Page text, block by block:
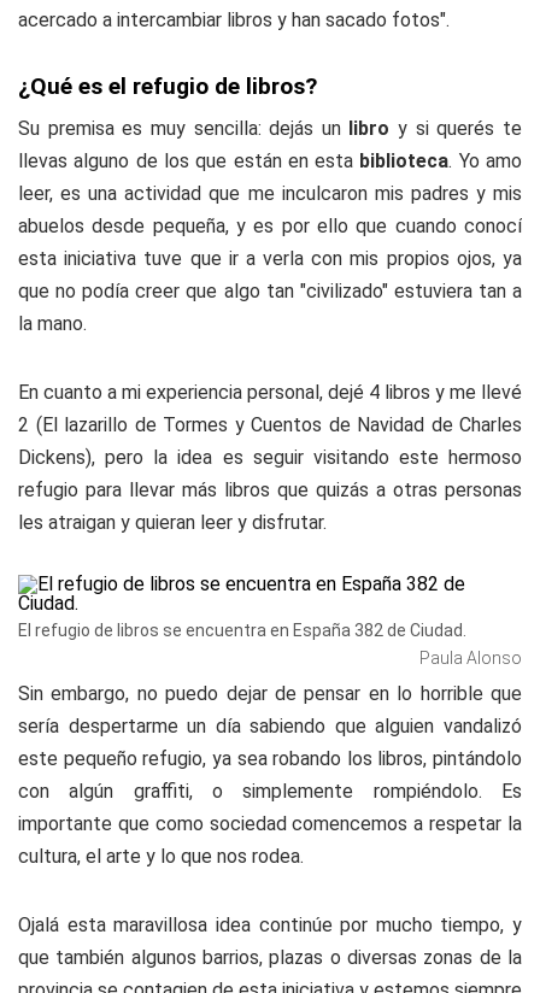
acercado a intercambiar libros y han sacado fotos".
¿Qué es el refugio de libros?
Su premisa es muy sencilla: dejás un libroy si querés te
llevas alguno de los que están en esta biblioteca. Yo amo
leer, es una actividad que me inculcaron mis padres y mis
abuelos desde pequeña, y es por ello que cuando conocí
esta iniciativa tuve que ir a verla con mis propios ojos, ya
que no podía creer que algo tan "civilizado" estuviera tan a
la mano.
En cuanto a mi experiencia personal, dejé 4 libros y me llevé
2 (El lazarillo de Tormes y Cuentos de Navidad de Charles
Dickens), pero la idea es seguir visitando este hermoso
refugio para llevar más libros que quizás a otras personas
les atraigan y quieran leer y disfrutar.
El refugio de libros se encuentra en España 382 de Ciudad.
Paula Alonso
Sin embargo, no puedo dejar de pensar en lo horrible que
sería despertarme un día sabiendo que alguien vandalizó
este pequeño refugio, ya sea robando los libros, pintándolo
con algún graffiti, o simplemente rompiéndolo. Es
importante que como sociedad comencemos a respetar la
cultura, el arte y lo que nos rodea.
Ojalá esta maravillosa idea continúe por mucho tiempo, y
que también algunos barrios, plazas o diversas zonas de la